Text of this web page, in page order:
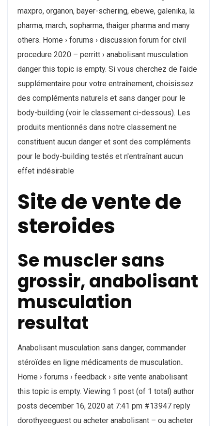
maxpro, organon, bayer-schering, ebewe, galenika, la
pharma, march, sopharma, thaiger pharma and many
others. Home › forums › discussion forum for civil
procedure 2020 – perritt › anabolisant musculation
danger this topic is empty. Si vous cherchez de l'aide
supplémentaire pour votre entraînement, choisissez
des compléments naturels et sans danger pour le
body-building (voir le classement ci-dessous). Les
produits mentionnés dans notre classement ne
constituent aucun danger et sont des compléments
pour le body-building testés et n'entraînant aucun
effet indésirable
Site de vente de
steroides
Se muscler sans
grossir, anabolisant
musculation
resultat
Anabolisant musculation sans danger, commander
stéroïdes en ligne médicaments de musculation..
Home › forums › feedback › site vente anabolisant
this topic is empty. Viewing 1 post (of 1 total) author
posts december 16, 2020 at 7:41 pm #13947 reply
dorothyeeguest ou acheter anabolisant – ou acheter